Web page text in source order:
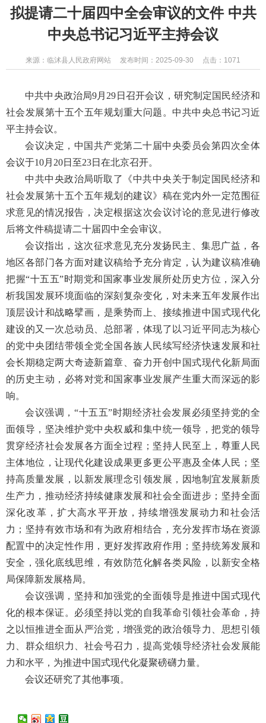
拟提请二十届四中全会审议的文件 中共
中央总书记习近平主持会议
来源：临沭县人民政府网站 发布时间：2025-09-30 点击： 1071
中共中央政治局9月29日召开会议，研究制定国民经济和
社会发展第十五个五年规划重大问题。中共中央总书记习近
平主持会议。
会议决定，中国共产党第二十届中央委员会第四次全体
会议于10月20日至23日在北京召开。
中共中央政治局听取了《中共中央关于制定国民经济和
社会发展第十五个五年规划的建议》稿在党内外一定范围征
求意见的情况报告，决定根据这次会议讨论的意见进行修改
后将文件稿提请二十届四中全会审议。
会议指出，这次征求意见充分发扬民主、集思广益，各
地区各部门各方面对建议稿给予充分肯定，认为建议稿准确
把握“十五五”时期党和国家事业发展所处历史方位，深入分
析我国发展环境面临的深刻复杂变化，对未来五年发展作出
顶层设计和战略擘画，是乘势而上、接续推进中国式现代化
建设的又一次总动员、总部署，体现了以习近平同志为核心
的党中央团结带领全党全国各族人民续写经济快速发展和社
会长期稳定两大奇迹新篇章、奋力开创中国式现代化新局面
的历史主动，必将对党和国家事业发展产生重大而深远的影
响。
会议强调，“十五五”时期经济社会发展必须坚持党的全
面领导，坚决维护党中央权威和集中统一领导，把党的领导
贯穿经济社会发展各方面全过程；坚持人民至上，尊重人民
主体地位，让现代化建设成果更多更公平惠及全体人民；坚
持高质量发展，以新发展理念引领发展，因地制宜发展新质
生产力，推动经济持续健康发展和社会全面进步；坚持全面
深化改革，扩大高水平开放，持续增强发展动力和社会活
力；坚持有效市场和有为政府相结合，充分发挥市场在资源
配置中的决定性作用，更好发挥政府作用；坚持统筹发展和
安全，强化底线思维，有效防范化解各类风险，以新安全格
局保障新发展格局。
会议强调，坚持和加强党的全面领导是推进中国式现代
化的根本保证。必须坚持以党的自我革命引领社会革命，持
之以恒推进全面从严治党，增强党的政治领导力、思想引领
力、群众组织力、社会号召力，提高党领导经济社会发展能
力和水平，为推进中国式现代化凝聚磅礴力量。
会议还研究了其他事项。